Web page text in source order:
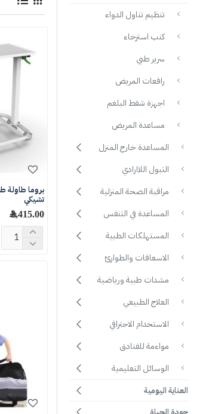
تنظيم تناول الدواء
كنب استرخاء
سرير طبي
رافعات المريض
اجهزة شفط البلغم
مساعدة المريض
المساعدة خارج المنزل
التبول اللاارادي
مراقبة الصحة المنزلية
المساعدة في التنفس
المستهلكات الطبية
الاسعافات والطوارئ
مشدات طبية ورياضية
العلاج الطبيعي
الاستخدام الاحترافي
مواءمة للفنادق
الوسائل التعليمية
العناية اليومية
تشيكي
2,415.00 ﷼